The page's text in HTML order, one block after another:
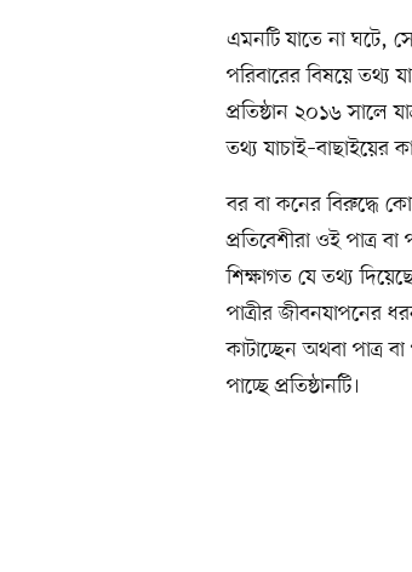
এমনটি যাতে না ঘটে,
পরিবারের বিষয়ে তথ্য
প্রতিষ্ঠান ২০১৬ সালে
তথ্য যাচাই–বাছাইয়ের
বর বা কনের বিরুদ্ধে
প্রতিবেশীরা ওই পাত্র
শিক্ষাগত যে তথ্য
পাত্রীর জীবনযাপনের
কাটাচ্ছেন অথবা পাত্র
পাচ্ছে প্রতিষ্ঠানটি।